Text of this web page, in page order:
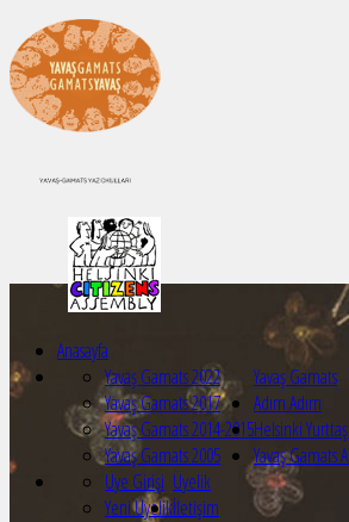
Anasayfa
Yavaş Gamats
Yavaş Gamats 2022
Yavaş Gamats 2017
Yavaş Gamats 2014-2015
Yavaş Gamats 2005
Adım Adım
Helsinki
Yavaş Gamats
Üyelik
Üye Girişi
Yeni Üyelikİletişim